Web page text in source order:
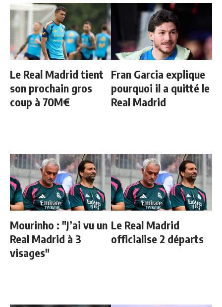
Le Real Madrid tient
son prochain gros
coup à 70M€
Fran Garcia explique
pourquoi il a quitté le
Real Madrid
Mourinho : "J’ai vu un
Real Madrid à 3
visages"
Le Real Madrid
officialise 2 départs